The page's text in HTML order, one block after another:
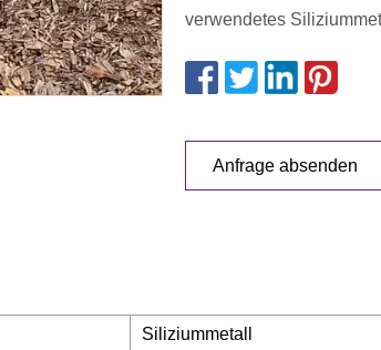
verwendetes
Anfrage absenden
Siliziummetall